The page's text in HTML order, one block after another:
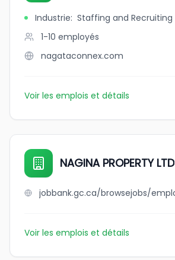
Industrie: Staffing and Recruiting
1-10 employés
nagataconnex.com
Voir les emplois et détails
NAGINA PROPERTY LTD
Voir les emplois et détails